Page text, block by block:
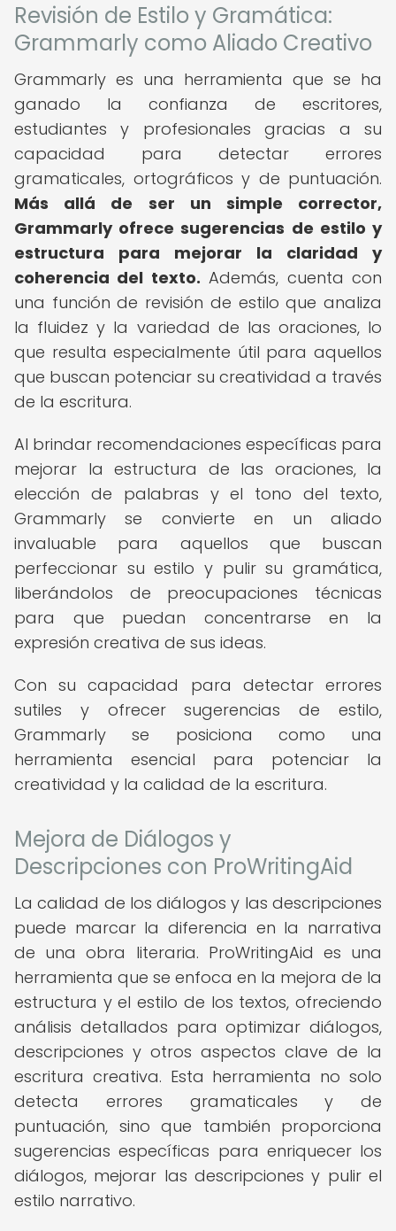
Revisión de Estilo y Gramática:
Grammarly como Aliado Creativo
Grammarly es una herramienta que se ha
ganado la confianza de escritores,
estudiantes y profesionales gracias a su
capacidad para detectar errores
gramaticales, ortográficos y de puntuación.
Más allá de ser un simple corrector,
Grammarly ofrece sugerencias de estilo y
estructura para mejorar la claridad y
coherencia del texto. Además, cuenta con
una función de revisión de estilo que analiza
la fluidez y la variedad de las oraciones, lo
que resulta especialmente útil para aquellos
que buscan potenciar su creatividad a través
de la escritura.
Al brindar recomendaciones específicas para
mejorar la estructura de las oraciones, la
elección de palabras y el tono del texto,
Grammarly se convierte en un aliado
invaluable para aquellos que buscan
perfeccionar su estilo y pulir su gramática,
liberándolos de preocupaciones técnicas
para que puedan concentrarse en la
expresión creativa de sus ideas.
Con su capacidad para detectar errores
sutiles y ofrecer sugerencias de estilo,
Grammarly se posiciona como una
herramienta esencial para potenciar la
creatividad y la calidad de la escritura.
Mejora de Diálogos y
Descripciones con ProWritingAid
La calidad de los diálogos y las descripciones
puede marcar la diferencia en la narrativa
de una obra literaria. ProWritingAid es una
herramienta que se enfoca en la mejora de la
estructura y el estilo de los textos, ofreciendo
análisis detallados para optimizar diálogos,
descripciones y otros aspectos clave de la
escritura creativa. Esta herramienta no solo
detecta errores gramaticales y de
puntuación, sino que también proporciona
sugerencias específicas para enriquecer los
diálogos, mejorar las descripciones y pulir el
estilo narrativo.